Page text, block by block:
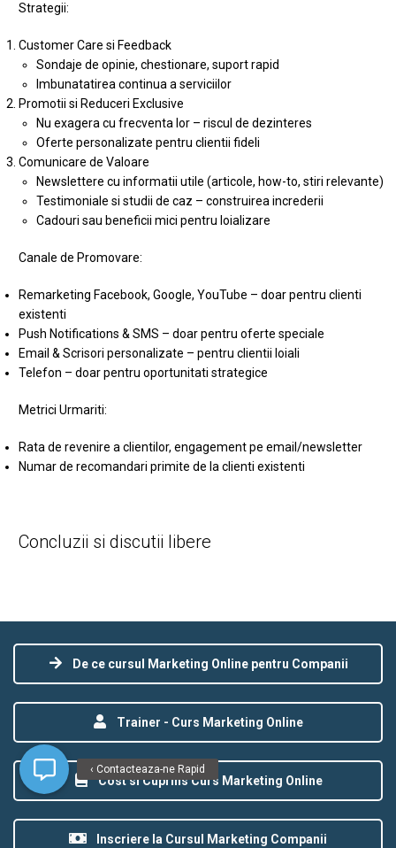
Strategii:
Customer Care si Feedback
Sondaje de opinie, chestionare, suport rapid
Imbunatatirea continua a serviciilor
Promotii si Reduceri Exclusive
Nu exagera cu frecventa lor – riscul de dezinteres
Oferte personalizate pentru clientii fideli
Comunicare de Valoare
Newslettere cu informatii utile (articole, how-to, stiri relevante)
Testimoniale si studii de caz – construirea increderii
Cadouri sau beneficii mici pentru loializare
Canale de Promovare:
Remarketing Facebook, Google, YouTube – doar pentru clienti
existenti
Push Notifications & SMS – doar pentru oferte speciale
Email & Scrisori personalizate – pentru clientii loiali
Telefon – doar pentru oportunitati strategice
Metrici Urmariti:
Rata de revenire a clientilor, engagement pe email/newsletter
Numar de recomandari primite de la clienti existenti
Concluzii si discutii libere
De ce cursul Marketing Online pentru Companii
Trainer - Curs Marketing Online
Cost si Cuprins Curs Marketing Online
Inscriere la Cursul Marketing Companii
‹ Contacteaza-ne Rapid